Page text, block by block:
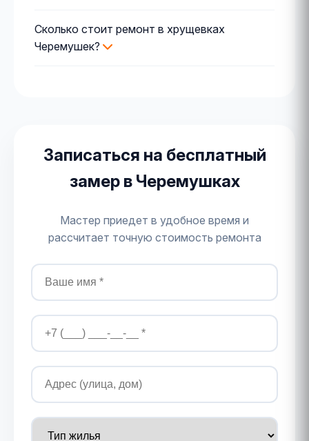
Сколько стоит ремонт в хрущевках
Черемушек?
Записаться на бесплатный
замер в Черемушках
Мастер приедет в удобное время и
рассчитает точную стоимость ремонта